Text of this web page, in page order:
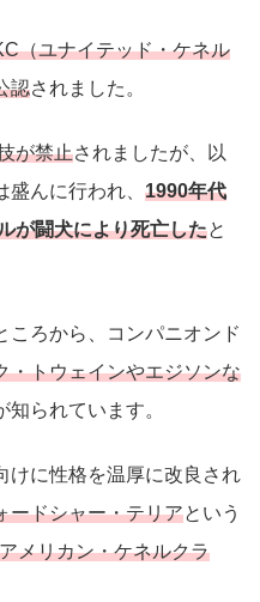
（ユナイテッド・ケネル
認されました。
が禁止されましたが、以
盛んに行われ、 1990年代
が闘犬により死亡したと
ころから、コンパニオンド
・トウェインやエジソンな
知られています。
けに性格を温厚に改良され
ードシャー・テリアという
メリカン・ケネルクラ